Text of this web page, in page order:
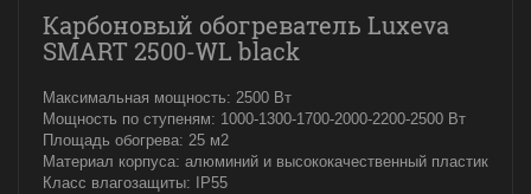
Карбоновый обогреватель Luxeva
SMART 2500-WL black
Максимальная мощность: 2500 Вт
Мощность по ступеням: 1000-1300-1700-2000-2200-2500 Вт
Площадь обогрева: 25 м2
Материал корпуса: алюминий и высококачественный пластик
Класс влагозащиты: IP55